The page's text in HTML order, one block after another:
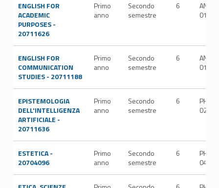
ENGLISH FOR
ACADEMIC
PURPOSES -
20711626
Primo
anno
Secondo
semestre
6
ANGL-
01/C
ENGLISH FOR
COMMUNICATION
STUDIES - 20711188
Primo
anno
Secondo
semestre
6
ANGL-
01/C
EPISTEMOLOGIA
DELL'INTELLIGENZA
ARTIFICIALE -
20711636
Primo
anno
Secondo
semestre
6
PHIL-
02/A
ESTETICA -
20704096
Primo
anno
Secondo
semestre
6
PHIL-
04/A